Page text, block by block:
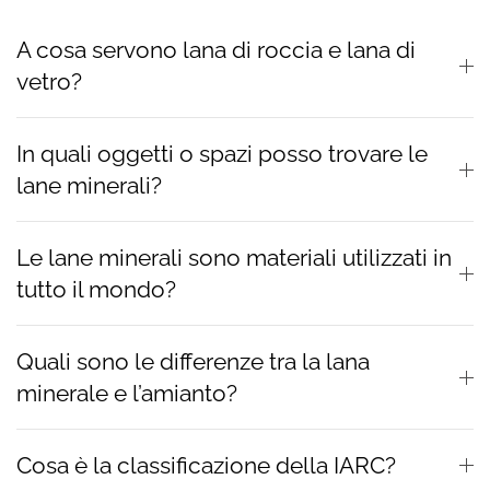
A cosa servono lana di roccia e lana di
vetro?
In quali oggetti o spazi posso trovare le
lane minerali?
Le lane minerali sono materiali utilizzati in
tutto il mondo?
Quali sono le differenze tra la lana
minerale e l’amianto?
Cosa è la classificazione della IARC?